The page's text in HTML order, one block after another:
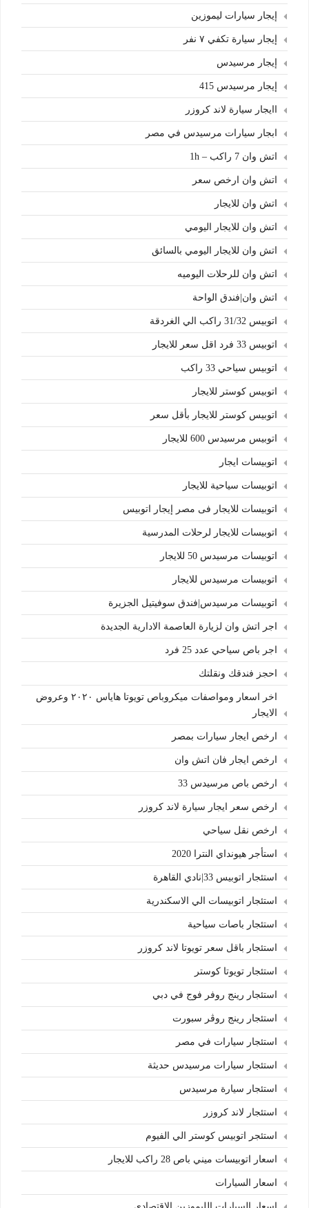
إيجار سيارات ليموزين
إيجار سيارة تكفي ٧ نفر
إيجار مرسيدس
إيجار مرسيدس 415
اايجار سيارة لاند كروزر
ابجار سيارات مرسيدس في مصر
اتش وان 7 راكب – 1h
اتش وان ارخص سعر
اتش وان للايجار
اتش وان للايجار اليومي
اتش وان للايجار اليومي بالسائق
اتش وان للرحلات اليوميه
اتش وان|فندق الواحة
اتوبيس 31/32 راكب الي الغردقة
اتوبيس 33 فرد اقل سعر للايجار
اتوبيس سياحي 33 راكب
اتوبيس كوستر للايجار
اتوبيس كوستر للايجار بأقل سعر
اتوبيس مرسيدس 600 للايجار
اتوبيسات ايجار
اتوبيسات سياحية للايجار
اتوبيسات للايجار فى مصر إيجار اتوبيس
اتوبيسات للايجار لرحلات المدرسية
اتوبيسات مرسيدس 50 للايجار
اتوبيسات مرسيدس للايجار
اتوبيسات مرسيدس|فندق سوفيتيل الجزيرة
اجر اتش وان لزيارة العاصمة الادارية الجديدة
اجر باص سياحي عدد 25 فرد
احجز فندقك ونقلتك
اخر اسعار ومواصفات ميكروباص تويوتا هاياس ٢٠٢٠ وعروض
الايجار
ارخص ايجار سيارات بمصر
ارخص ايجار فان اتش وان
ارخص باص مرسيدس 33
ارخص سعر ايجار سيارة لاند كروزر
ارخص نقل سياحي
استأجر هيونداي النترا 2020
استئجار اتوبيس 33|نادي القاهرة
استئجار اتوبيسات الي الاسكندرية
استئجار باصات سياحية
استئجار باقل سعر تويوتا لاند كروزر
استئجار تويوتا كوستر
استئجار رينج روفر فوج في دبي
استئجار رينج روڤر سبورت
استئجار سيارات في مصر
استئجار سيارات مرسيدس حديثة
استئجار سيارة مرسيدس
استئجار لاند كروزر
استئجر اتوبيس كوستر الي الفيوم
اسعار اتوبيسات ميني باص 28 راكب للايجار
اسعار السيارات